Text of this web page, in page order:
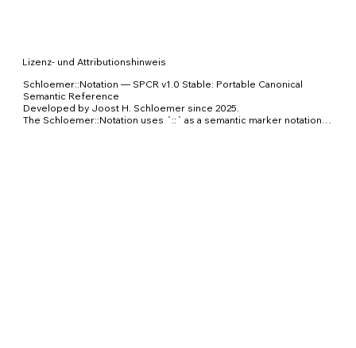
Lizenz- und Attributionshinweis
Schloemer::Notation — SPCR v1.0 Stable: Portable Canonical
Semantic Reference
Developed by Joost H. Schloemer since 2025.
The Schloemer::Notation uses `::` as a semantic marker notation